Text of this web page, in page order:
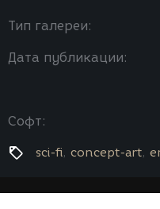
Тип галереи:
Дата публикации:
Софт:
sci-fi concept-art